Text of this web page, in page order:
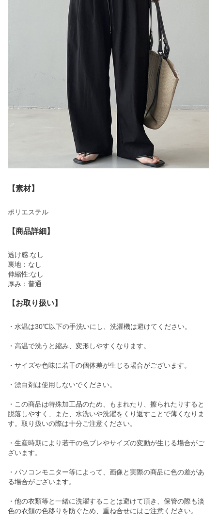
【素材】
ポリエステル
【商品詳細】
透け感:なし
裏地：なし
伸縮性:なし
厚み：普通
【お取り扱い】
・水温は30℃以下の手洗いにし、洗濯機は避けてください。
・高温で洗うと縮み、変形しやすくなります。
・サイズや色味に若干の個体差が生じる場合がございます。
・漂白剤は使用しないでください。
・この商品は特殊加工品のため、もまれたり、擦られたりすると
脱落しやすく、また、水洗いや洗濯をくり返すことで薄くなりま
す。取り扱いの際は十分ご注意ください。
・生産時期により若干の色ブレやサイズの変動が生じる場合がご
ざいます。
・パソコンモニター等によって、画像と実際の商品に色の差があ
る場合がございます。
・他の衣類等と一緒に洗濯することは避けて頂き、保管の際も淡
色の衣類の色移りを防ぐため、重ね合せにはご注意ください。